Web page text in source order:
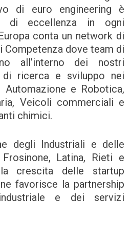
di euro engineering è
di eccellenza in ogni
conta un network di
Competenza dove team di
all’interno dei nostri
ricerca e sviluppo nei
e Robotica,
Veicoli commerciali e
chimici.
degli Industriali e delle
Latina, Rieti e
crescita delle startup
favorisce la partnership
e dei servizi